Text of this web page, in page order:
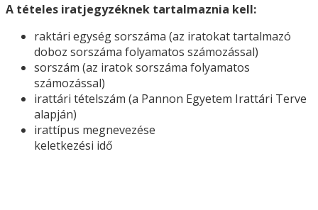
A tételes iratjegyzéknek tartalmaznia kell:
raktári egység sorszáma (az iratokat tartalmazó
doboz sorszáma folyamatos számozással)
sorszám (az iratok sorszáma folyamatos
számozással)
irattári tételszám (a Pannon Egyetem Irattári Terve
alapján)
irattípus megnevezése
keletkezési idő